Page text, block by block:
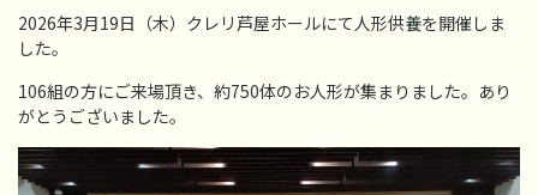
2026年3月19日（木）クレリ芦屋ホールにて人形供養を開催しま
した。
106組の方にご来場頂き、約750体のお人形が集まりました。あり
がとうございました。